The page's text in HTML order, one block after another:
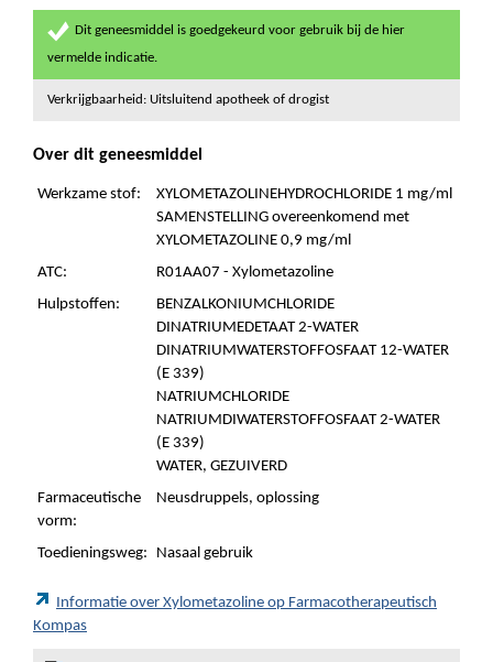
Dit geneesmiddel is goedgekeurd voor gebruik bij de hier
vermelde indicatie.
Verkrijgbaarheid: Uitsluitend apotheek of drogist
Over dit geneesmiddel
Werkzame stof:
XYLOMETAZOLINEHYDROCHLORIDE 1 mg/ml
SAMENSTELLING overeenkomend met
XYLOMETAZOLINE 0,9 mg/ml
ATC:
R01AA07 - Xylometazoline
Hulpstoffen:
BENZALKONIUMCHLORIDE
DINATRIUMEDETAAT 2-WATER
DINATRIUMWATERSTOFFOSFAAT 12-WATER
(E 339)
NATRIUMCHLORIDE
NATRIUMDIWATERSTOFFOSFAAT 2-WATER
(E 339)
WATER, GEZUIVERD
Farmaceutische
vorm:
Neusdruppels, oplossing
Toedieningsweg: Nasaal gebruik
Informatie over Xylometazoline op Farmacotherapeutisch
Kompas